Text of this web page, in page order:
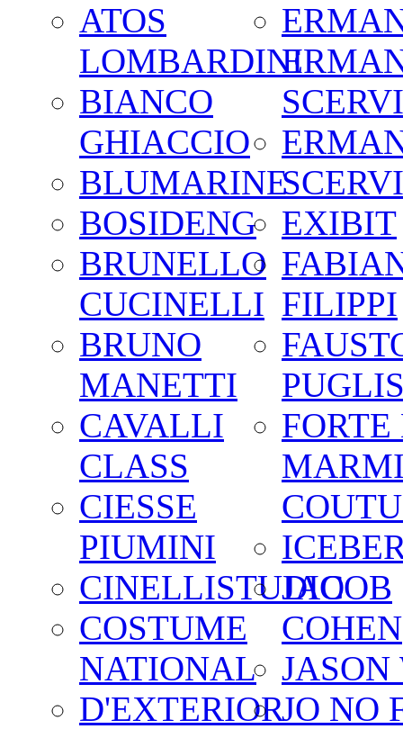
ATOS
LOMBARDINI
BIANCO
GHIACCIO
BLUMARINE
BOSIDENG
BRUNELLO
CUCINELLI
BRUNO
MANETTI
CAVALLI
CLASS
CIESSE
PIUMINI
CINELLISTUDIO
COSTUME
NATIONAL
D'EXTERIOR
EXIBIT
FILIPPI
FORTE
JACOB
COHEN
JASON
JO NO